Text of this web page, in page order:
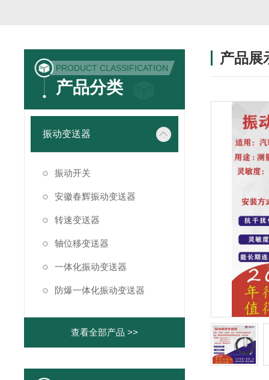
PRODUCT CLASSIFICATION
产品分类
振动变送器
振动开关
安徽春辉振动变送器
转速变送器
轴位移变送器
一体化振动变送器
防爆一体化振动变送器
查看全部产品 >>
产品展